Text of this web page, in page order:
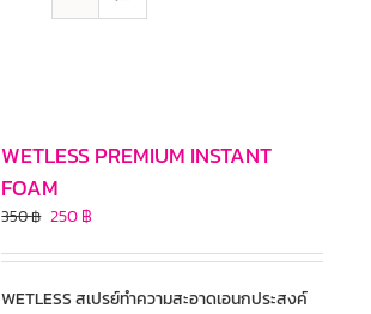
WETLESS PREMIUM INSTANT
FOAM
350฿ 250฿
WETLESS สเปรย์ทำความสะอาดเอนกประสงค์